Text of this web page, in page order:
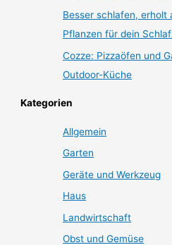
Besser schlafen, erholt
Pflanzen für dein
Cozze: Pizzaöfen und
Outdoor-Küche
Kategorien
Allgemein
Garten
Geräte und Werkzeug
Haus
Landwirtschaft
Obst und Gemüse